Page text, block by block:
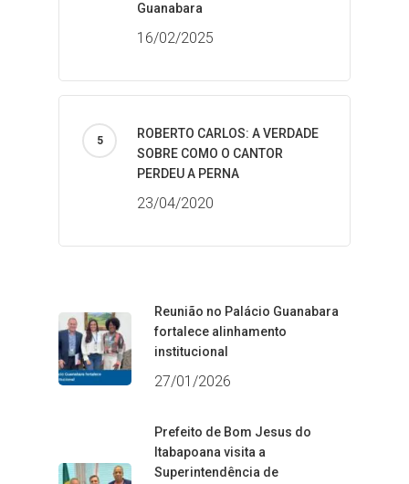
Guanabara
16/02/2025
ROBERTO CARLOS: A VERDADE
SOBRE COMO O CANTOR
PERDEU A PERNA
23/04/2020
Reunião no Palácio Guanabara
fortalece alinhamento
institucional
27/01/2026
Prefeito de Bom Jesus do
Itabapoana visita a
Superintendência de